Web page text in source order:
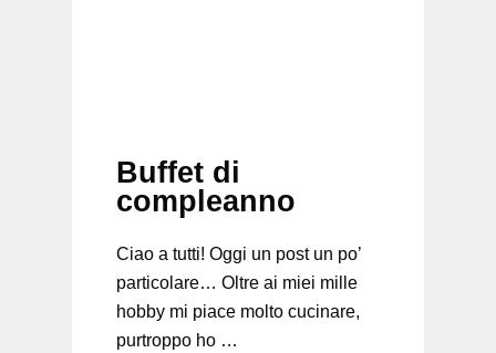
Buffet di
compleanno
Ciao a tutti! Oggi un post un po’
particolare… Oltre ai miei mille
hobby mi piace molto cucinare,
purtroppo ho …